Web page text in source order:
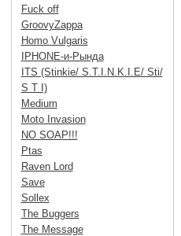
Fuck off
GroovyZappa
Homo Vulgaris
IPHONE-и-Рында
ITS (Stinkie/ S.T.I.N.K.I.E/ Sti/
S T I)
Medium
Moto Invasion
NO SOAP!!!
Ptas
Raven Lord
Save
Sollex
The Buggers
The Message